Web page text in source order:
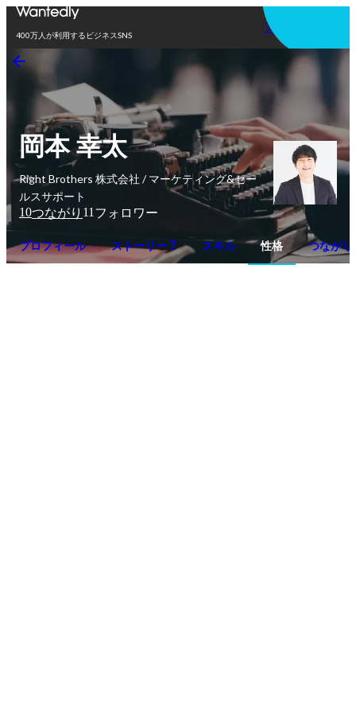
400万人が利用するビジネスSNS
アプリを使う
岡本 幸太
Right Brothers 株式会社 / マーケティング&セー
ルスサポート
10つながり 11 フォロワー
プロフィール ストーリー 7 スキル 性格 つながり